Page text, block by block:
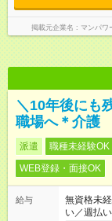
掲載元企業名 マンパワ
＼10年後にも
職場へ＊介護
派遣 職種未経験OK
WEB登録・面接OK
給与
無資格未
い／週払